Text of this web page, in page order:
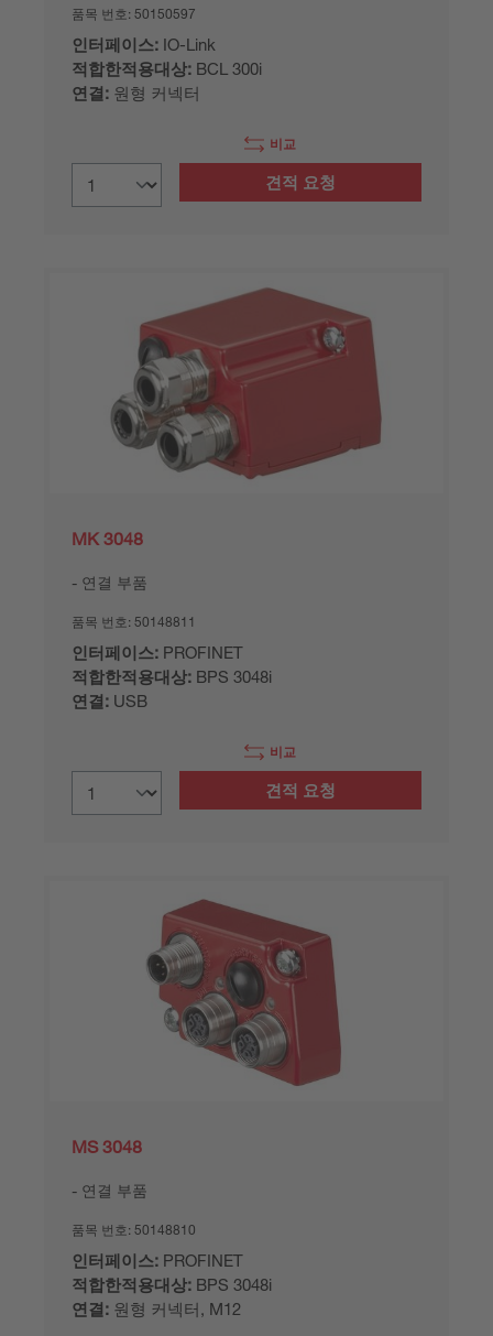
품목 번호: 50150597
인터페이스: IO-Link
적합한적용대상: BCL 300i
연결: 원형 커넥터
비교
견적 요청
MK 3048
연결 부품
품목 번호: 50148811
인터페이스: PROFINET
적합한적용대상: BPS 3048i
연결: USB
비교
견적 요청
MS 3048
연결 부품
품목 번호: 50148810
인터페이스: PROFINET
적합한적용대상: BPS 3048i
연결: 원형 커넥터, M12